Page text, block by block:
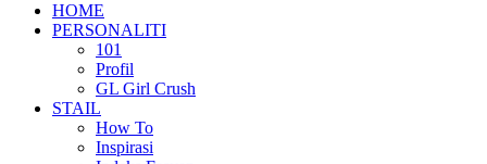
HOME
PERSONALITI
101
Profil
GL Girl Crush
STAIL
How To
Inspirasi